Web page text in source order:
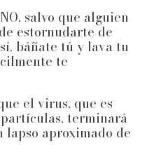
salvo que alguien
estornudarte de
báñate tú y lava tu
te
el virus, que es
terminará
lapso aproximado de